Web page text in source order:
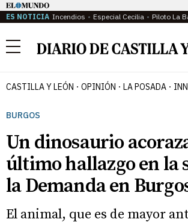
ES NOTICIA Incendios Especial Cecilia Piloto La
Menú
CASTILLA Y LEÓN OPINIÓN LA POSADA
BURGOS
Un dinosaurio
último hallazgo en la
la Demanda en
El animal, que es de mayor